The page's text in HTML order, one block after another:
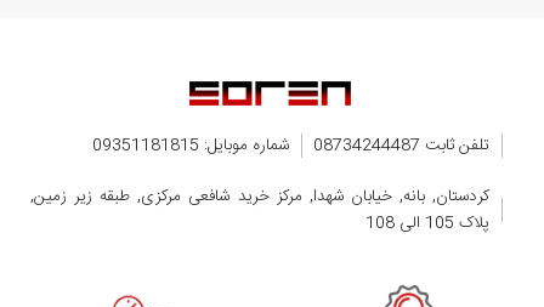
تلفن ثابت 08734244487
شماره موبایل: 09351181815
کردستان, بانه, خیابان شهدا, مرکز خرید شافعی مرکزی, طبقه زیر زمین,
پلاک 105 الی 108